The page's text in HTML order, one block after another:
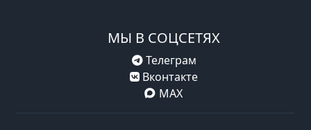
МЫ В СОЦСЕТЯХ
Телеграм
Вконтакте
MAX